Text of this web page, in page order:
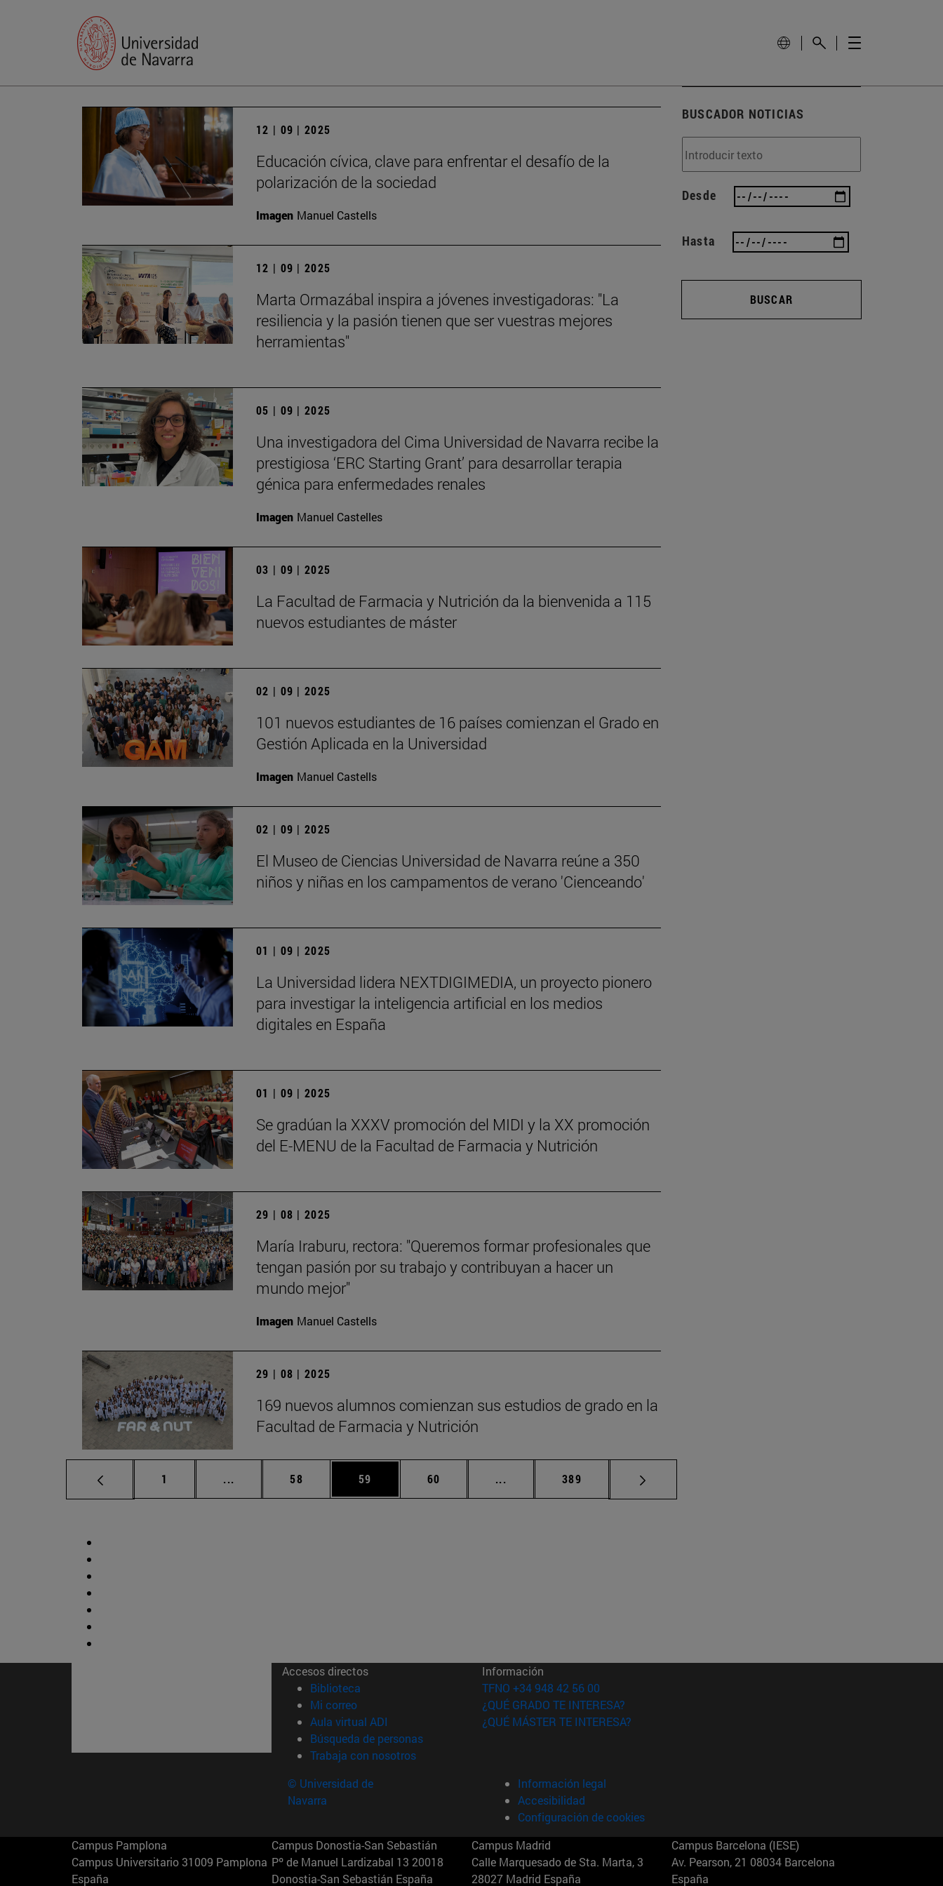
12 | 09 | 2025
Educación cívica, clave para enfrentar el desafío de la
polarización de la sociedad
Imagen Manuel Castells
12 | 09 | 2025
Marta Ormazábal inspira a jóvenes investigadoras: "La
resiliencia y la pasión tienen que ser vuestras mejores
herramientas"
05 | 09 | 2025
Una investigadora del Cima Universidad de Navarra recibe la
prestigiosa ‘ERC Starting Grant’ para desarrollar terapia
génica para enfermedades renales
Imagen Manuel Castelles
03 | 09 | 2025
La Facultad de Farmacia y Nutrición da la bienvenida a 115
nuevos estudiantes de máster
02 | 09 | 2025
101 nuevos estudiantes de 16 países comienzan el Grado en
Gestión Aplicada en la Universidad
Imagen Manuel Castells
02 | 09 | 2025
El Museo de Ciencias Universidad de Navarra reúne a 350
niños y niñas en los campamentos de verano 'Cienceando'
01 | 09 | 2025
La Universidad lidera NEXTDIGIMEDIA, un proyecto pionero
para investigar la inteligencia artificial en los medios
digitales en España
01 | 09 | 2025
Se gradúan la XXXV promoción del MIDI y la XX promoción
del E-MENU de la Facultad de Farmacia y Nutrición
29 | 08 | 2025
María Iraburu, rectora: "Queremos formar profesionales que
tengan pasión por su trabajo y contribuyan a hacer un
mundo mejor"
Imagen Manuel Castells
29 | 08 | 2025
169 nuevos alumnos comienzan sus estudios de grado en la
Facultad de Farmacia y Nutrición
Página
1 ... Páginas intermedias Use TAB para desplazarse.
Página
58 Página
59 Página
60 ... Páginas intermedias Use TAB para desplazarse.
Página
389
BUSCADOR NOTICIAS
Desde
Hasta
BUSCAR
Accesos directos
Biblioteca (abre en nueva ventana)
Mi correo(abre en nueva ventana)
Aula virtual ADI (abre en nueva ventana)
Búsqueda de personas(abre en nueva ventana)
Trabaja con nosotros(abre en nueva ventana)
Información
TFNO +34 948 42 56 00
¿QUÉ GRADO TE INTERESA?
¿QUÉ MÁSTER TE INTERESA?
© Universidad de
Navarra
Información legal
Accesibilidad
Configuración de cookies
Campus Pamplona
Campus Universitario 31009 Pamplona
España
Campus Donostia-San Sebastián
Pº de Manuel Lardizabal 13 20018
Donostia-San Sebastián España
Campus Madrid
Calle Marquesado de Sta. Marta, 3
28027 Madrid España
Campus Barcelona (IESE)
Av. Pearson, 21 08034 Barcelona
España